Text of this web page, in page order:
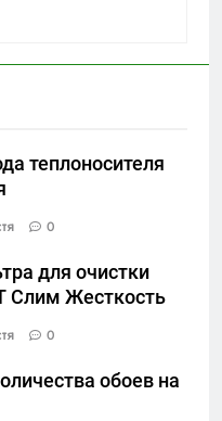
теплоносителя
0
для очистки
Жесткость
0
обоев на